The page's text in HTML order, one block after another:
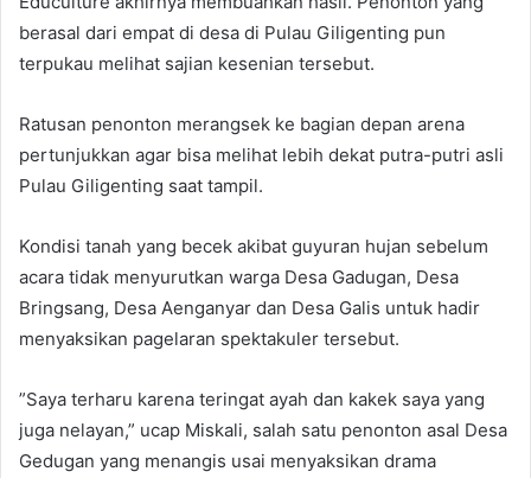
berasal dari empat di desa di Pulau Giligenting pun
terpukau melihat sajian kesenian tersebut.
Ratusan penonton merangsek ke bagian depan arena
pertunjukkan agar bisa melihat lebih dekat putra-putri asli
Pulau Giligenting saat tampil.
Kondisi tanah yang becek akibat guyuran hujan sebelum
acara tidak menyurutkan warga Desa Gadugan, Desa
Bringsang, Desa Aenganyar dan Desa Galis untuk hadir
menyaksikan pagelaran spektakuler tersebut.
”Saya terharu karena teringat ayah dan kakek saya yang
juga nelayan,” ucap Miskali, salah satu penonton asal Desa
Gedugan yang menangis usai menyaksikan drama